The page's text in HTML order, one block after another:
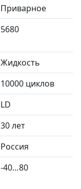
Приварное
5680
Жидкость
10000 циклов
LD
30 лет
Россия
-40…80